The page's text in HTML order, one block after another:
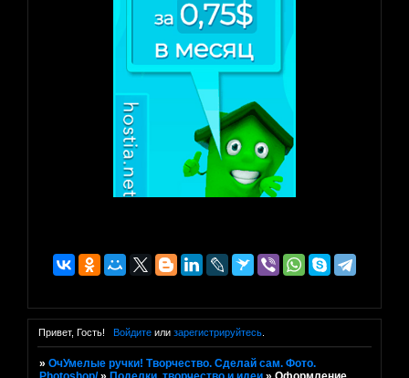
Привет, Гость! Войдитеили зарегистрируйтесь.
»ОчУмелые ручки! Творчество. Сделай сам. Фото.